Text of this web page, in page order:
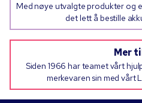
Med nøye utvalgte produkter og
det lett å bestille
Mer
Siden 1966 har teamet vårt
merkevaren sin med vårt